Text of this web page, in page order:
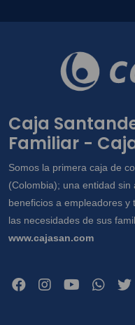
Caja
Familiar -
Somos la primera caja de
(Colombia); una entidad
beneficios a empleadores
las necesidades de sus
www.cajasan.com